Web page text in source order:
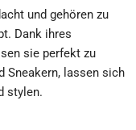
und gehören zu
Dank ihres
sie perfekt zu
Sneakern, lassen sich
stylen.